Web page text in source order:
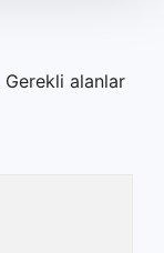
Gerekli alanlar